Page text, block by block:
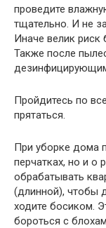
проведите
тщательно. И не
Иначе велик риск
Также после
Пройдитесь по
прятаться.
При уборке дома
перчатках, но и о
обрабатывать
(длинной), чтобы
ходите босиком.
бороться с